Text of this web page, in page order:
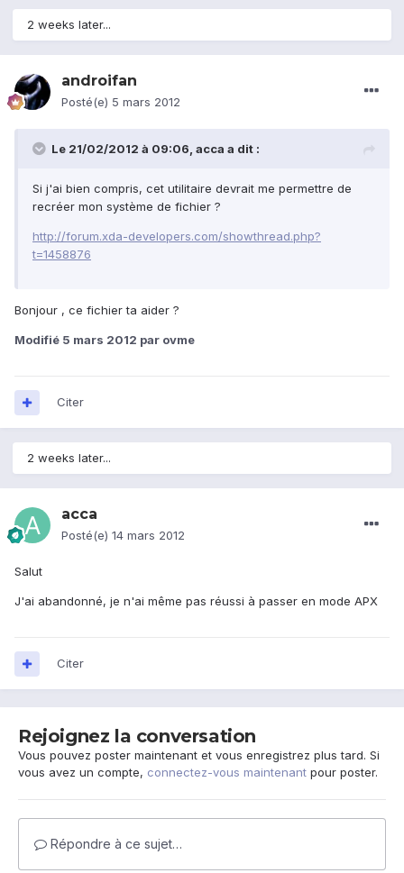
2 weeks later...
androifan
Posté(e) 5 mars 2012
Le 21/02/2012 à 09:06, acca a dit :
Si j'ai bien compris, cet utilitaire devrait me permettre de
recréer mon système de fichier ?
http://forum.xda-developers.com/showthread.php?
t=1458876
Bonjour , ce fichier ta aider ?
Modifié 5 mars 2012 par ovme
Citer
2 weeks later...
acca
Posté(e) 14 mars 2012
Salut
J'ai abandonné, je n'ai même pas réussi à passer en mode APX
Citer
Rejoignez la conversation
Vous pouvez poster maintenant et vous enregistrez plus tard. Si
vous avez un compte, connectez-vous maintenant pour poster.
Répondre à ce sujet…